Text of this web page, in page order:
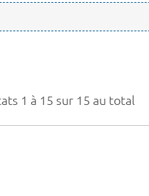
1 à 15 sur 15 au total